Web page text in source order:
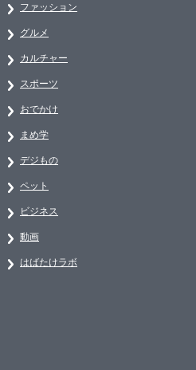
ファッション
グルメ
カルチャー
スポーツ
おでかけ
まめ学
デジもの
ペット
ビジネス
動画
はばたけラボ